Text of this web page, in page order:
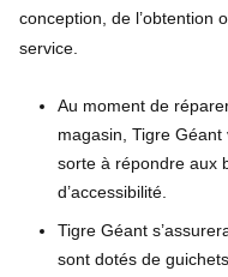
conception, de l’obtention
service.
Au moment de
magasin, Tigre Géant
sorte à répondre aux
d’accessibilité.
Tigre Géant
sont dotés de